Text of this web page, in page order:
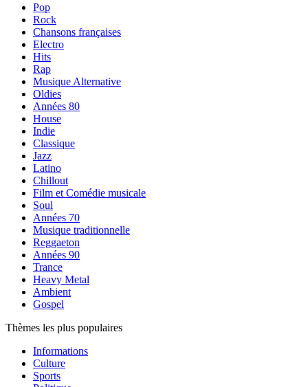
Pop
Rock
Chansons françaises
Electro
Hits
Rap
Musique Alternative
Oldies
Années 80
House
Indie
Classique
Jazz
Latino
Chillout
Film et Comédie musicale
Soul
Années 70
Musique traditionnelle
Reggaeton
Années 90
Trance
Heavy Metal
Ambient
Gospel
Thèmes les plus populaires
Informations
Culture
Sports